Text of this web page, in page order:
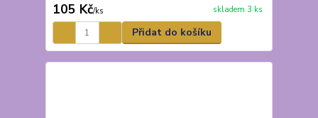
105 Kč/ks skladem 3 ks
Přidat do košíku